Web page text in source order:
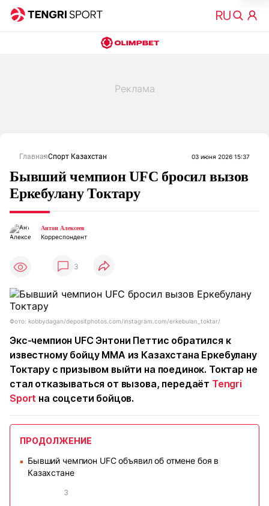
ГлавнаяСпорт Казахстан 03 июня 2026 15:37
Бывший чемпион UFC бросил вызов
Еркебулану Токтару
Антон Алексеев
Корреспондент
3
Фото: kobbydagan/depositphotos.com/instagram.com/erkebulan_toktar/
Экс-чемпион UFC Энтони Петтис обратился к
известному бойцу MMA из Казахстана Еркебулану
Токтару с призывом выйти на поединок. Токтар не
стал отказываться от вызова, передаёт Tengri
Sport на соцсети бойцов.
ПРОДОЛЖЕНИЕ
■
Бывший чемпион UFC объявил об отмене боя в
Казахстане
3